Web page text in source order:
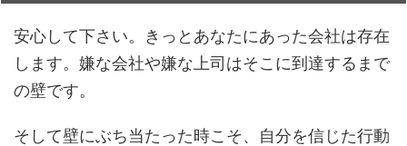
安心して下さい。きっとあなたにあった会社は存在
します。嫌な会社や嫌な上司はそこに到達するまで
の壁です。
そして壁にぶち当たった時こそ、自分を信じた行動